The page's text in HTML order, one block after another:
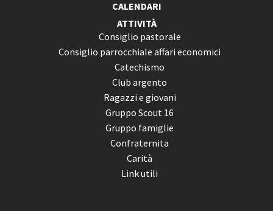
CALENDARI
ATTIVITÀ
Consiglio pastorale
Consiglio parrocchiale affari economici
Catechismo
Club argento
Ragazzi e giovani
Gruppo Scout 16
Gruppo famiglie
Confraternita
Carità
Link utili